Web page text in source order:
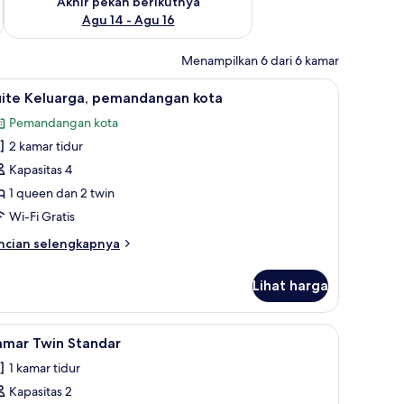
Agu 14 - Agu 16
Menampilkan 6 dari 6 kamar
meja setrika, Wi-Fi gratis, dan seprai linenSuite Keluarga, pemandangan kota |
7 Keluarga, pemandangan kota
Pemandangan kota
2 kamar tidur
Kapasitas 4
1 queen dan 2 twin
Wi-Fi Gratis
selengkapnya
Lihat harga
kota | Brankas, setrika/meja setrika, Wi-Fi gratis, dan seprai linen
Kamar Twin Standar | Brankas, setrika/meja
6 Twin Standar
1 kamar tidur
Kapasitas 2